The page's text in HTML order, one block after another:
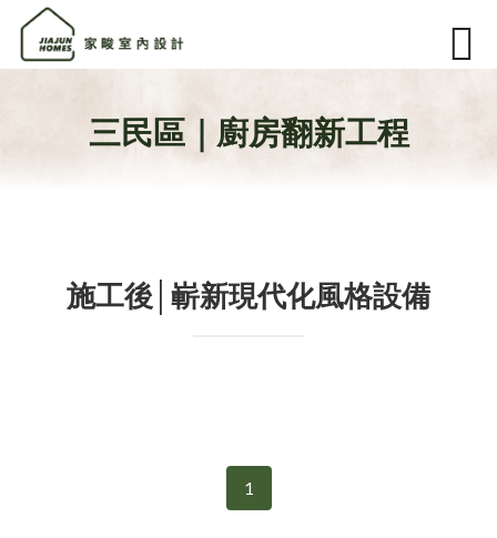
三民區｜廚房翻新工程
施工後│嶄新現代化風格設備
1